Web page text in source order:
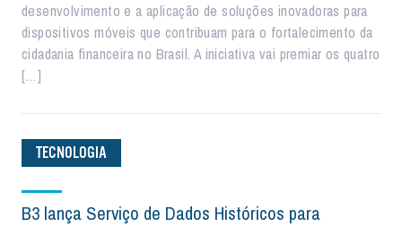
desenvolvimento e a aplicação de soluções inovadoras para
dispositivos móveis que contribuam para o fortalecimento da
cidadania financeira no Brasil. A iniciativa vai premiar os quatro
[…]
TECNOLOGIA
B3 lança Serviço de Dados Históricos para